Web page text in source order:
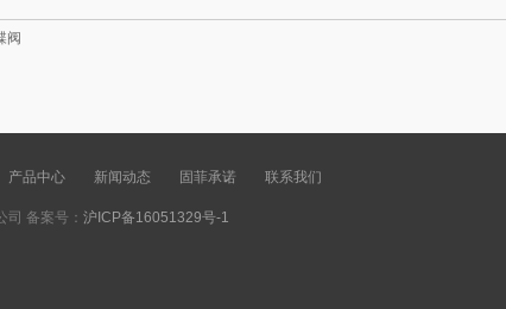
阀
产品中心 新闻动态 固菲承诺 联系我们
司 备案号： 沪ICP备16051329号-1